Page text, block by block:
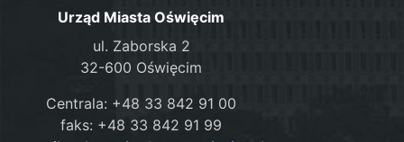
Urząd Miasta Oświęcim
ul. Zaborska 2
32-600 Oświęcim
Centrala: +48 33 842 91 00
faks: +48 33 842 91 99